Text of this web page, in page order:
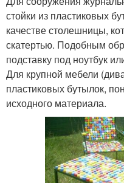
стойки из пластиковых
качестве столешницы,
скатертью. Подобным
подставку под ноутбук
Для крупной мебели
пластиковых бутылок,
исходного материала.